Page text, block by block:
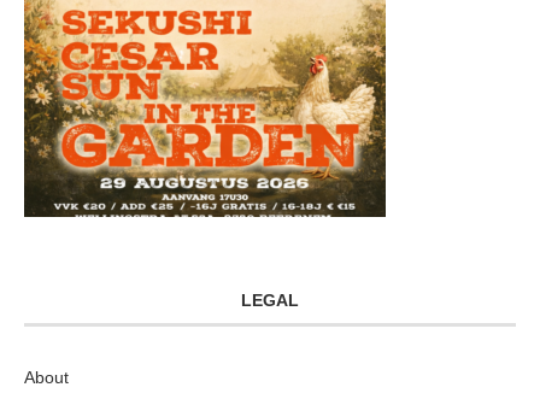
LEGAL
About